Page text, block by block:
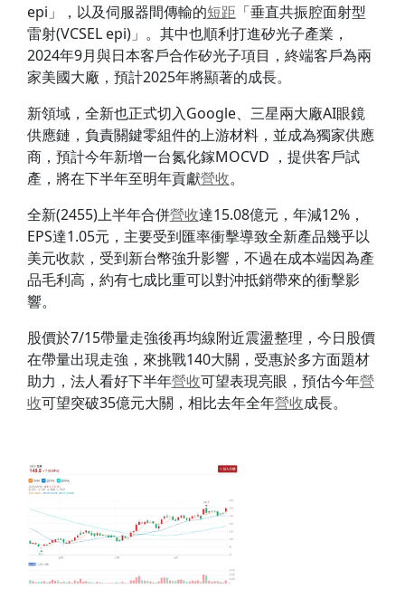
epi」，以及伺服器間傳輸的短距「垂直共振腔面射型
雷射(VCSEL epi)」。其中也順利打進矽光子產業，
2024年9月與日本客戶合作矽光子項目，終端客戶為兩
家美國大廠，預計2025年將顯著的成長。
新領域，全新也正式切入Google、三星兩大廠AI眼鏡
供應鏈，負責關鍵零組件的上游材料，並成為獨家供應
商，預計今年新增一台氮化鎵MOCVD ，提供客戶試
產，將在下半年至明年貢獻營收。
全新(2455)上半年合併營收達15.08億元，年減12%，
EPS達1.05元，主要受到匯率衝擊導致全新產品幾乎以
美元收款，受到新台幣強升影響，不過在成本端因為產
品毛利高，約有七成比重可以對沖抵銷帶來的衝擊影
響。
股價於7/15帶量走強後再均線附近震盪整理，今日股價
在帶量出現走強，來挑戰140大關，受惠於多方面題材
助力，法人看好下半年營收可望表現亮眼，預估今年營
收可望突破35億元大關，相比去年全年營收成長。